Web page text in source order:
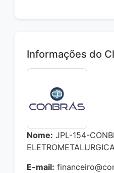
Informações do
Nome: JPL-154-
E-mail: